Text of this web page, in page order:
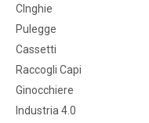
CInghie
Pulegge
Cassetti
Raccogli Capi
Ginocchiere
Industria 4.0